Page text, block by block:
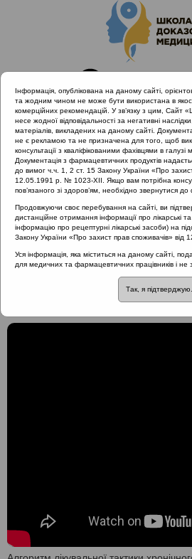
Головна
Проведені заходи
Антибіотикорезистентність при
захворювань ЛОР органів як
Фокус: Хронічний ринусинусит (Київ
Алгоритм лікувальної тактики ХРС у
Алгоритм
тактики ХРС у
Інформація, опублікована на даному сайті,
та жодним чином не може бути використана в
комерційних рекомендацій. У зв’язку з цим, Сайт
несе жодної відповідальності за негативні
матеріалів, викладених на даному сайті.
не є рекламою та не призначена для того, щоб
консультації з кваліфікованими фахівцями в
Документація з фармацевтичних продуктів
до вимог ч.ч. 1, 2 ст. 15 Закону України «Про
12.05.1991 р. № 1023-XII. Якщо вам потрібна
пов’язаного зі здоров’ям, необхідно звернутися до
Продовжуючи своє перебування на сайті, ви
дистанційне отримання інформації про лікарські
інформацію про рецептурні лікарські засоби) на
Закону України «Про захист прав споживачів»
Уся інформація, яка міститься на даному сайті,
для медичних та фармацевтичних працівників і не
Так, я підтверджую.